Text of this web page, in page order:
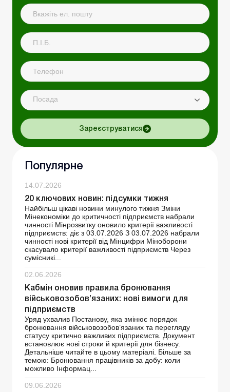
Посада
Зареєструватися
Популярне
14.07.2026
20 ключових новин: підсумки тижня
Найбільш цікаві новини минулого тижня Зміни
Мінекономіки до критичності підприємств набрали
чинності Мінрозвитку оновило критерії важливості
підприємств: діє з 03.07.2026 З 03.07.2026 набрали
чинності нові критерії від Мінцифри Міноборони
скасувало критерії важливості підприємств Через
сумісникі...
02.06.2026
Кабмін оновив правила бронювання
військовозобов’язаних: нові вимоги для
підприємств
Уряд ухвалив Постанову, яка змінює порядок
бронювання військовозобов’язаних та перегляду
статусу критично важливих підприємств. Документ
встановлює нові строки й критерії для бізнесу.
Детальніше читайте в цьому матеріалі. Більше за
темою: Бронювання працівників за добу: коли
можливо Інформац...
09.06.2026